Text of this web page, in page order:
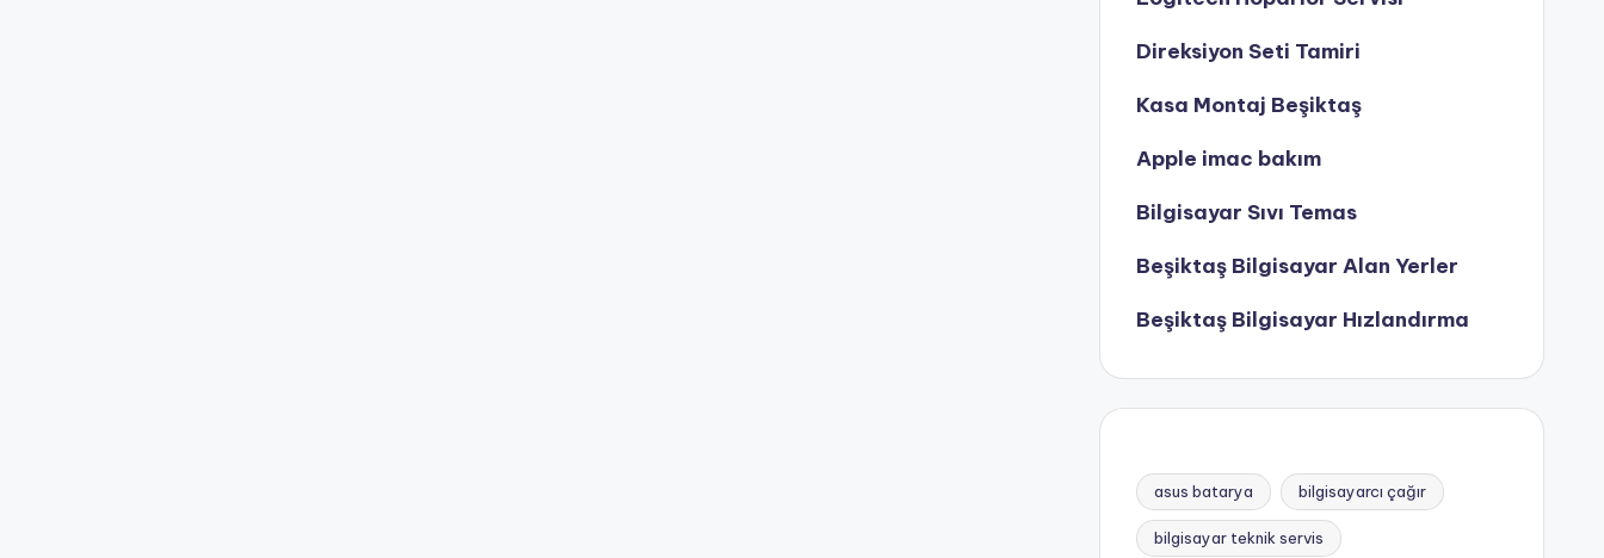
Direksiyon Seti Tamiri
Kasa Montaj Beşiktaş
Apple imac bakım
Bilgisayar Sıvı Temas
Beşiktaş Bilgisayar Alan Yerler
Beşiktaş Bilgisayar Hızlandırma
asus batarya bilgisayarcı çağır
bilgisayar teknik servis